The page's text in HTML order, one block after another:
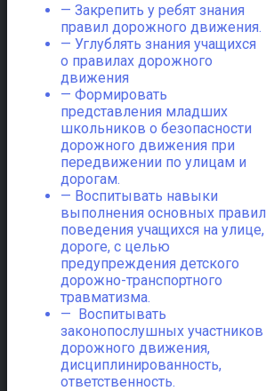
— Закрепить у ребят знания
правил дорожного движения.
— Углублять знания учащихся
о правилах дорожного
движения
— Формировать
представления младших
школьников о безопасности
дорожного движения при
передвижении по улицам и
дорогам.
— Воспитывать навыки
выполнения основных правил
поведения учащихся на улице,
дороге, с целью
предупреждения детского
дорожно-транспортного
травматизма.
— Воспитывать
законопослушных участников
дорожного движения,
дисциплинированность,
ответственность.